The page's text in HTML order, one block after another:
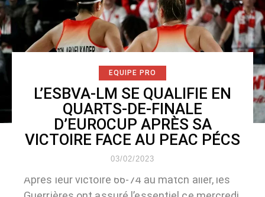
EQUIPE PRO
L’ESBVA-LM SE QUALIFIE EN
QUARTS-DE-FINALE
D’EUROCUP APRÈS SA
VICTOIRE FACE AU PEAC PÉCS
03/02/2023
Après leur victoire 66-74 au match aller, les